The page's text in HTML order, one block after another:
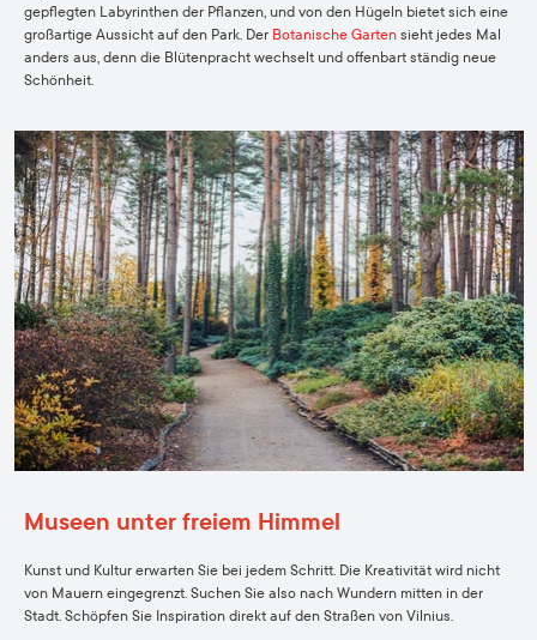
gepflegten Labyrinthen der Pflanzen, und von den Hügeln bietet sich eine
großartige Aussicht auf den Park. Der Botanische Garten sieht jedes Mal
anders aus, denn die Blütenpracht wechselt und offenbart ständig neue
Schönheit.
Museen unter freiem Himmel
Kunst und Kultur erwarten Sie bei jedem Schritt. Die Kreativität wird nicht
von Mauern eingegrenzt. Suchen Sie also nach Wundern mitten in der
Stadt. Schöpfen Sie Inspiration direkt auf den Straßen von Vilnius.